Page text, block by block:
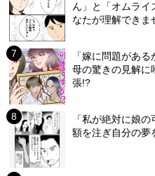
ん」と「オムライ
なたが理解できま
「嫁に問題があ
母の驚きの見解
張!?
「私が絶対に娘
額を注ぎ自分の夢